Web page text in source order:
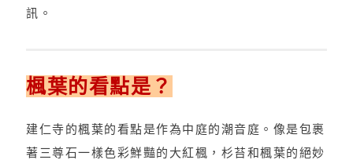
訊。
楓葉的看點是？
建仁寺的楓葉的看點是作為中庭的潮音庭。像是包裹
著三尊石一樣色彩鮮豔的大紅楓，杉苔和楓葉的絕妙